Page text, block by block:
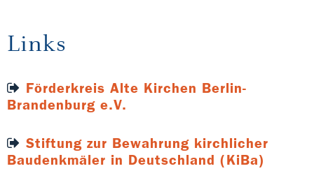
Links
Förderkreis Alte Kirchen Berlin-
Brandenburg e.V.
Stiftung zur Bewahrung kirchlicher
Baudenkmäler in Deutschland (KiBa)